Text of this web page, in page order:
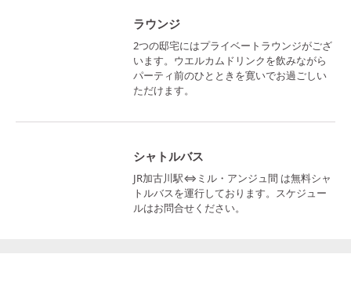
ラウンジ
2つの邸宅にはプライベートラウンジがござ
います。ウエルカムドリンクを飲みながら
パーティ前のひとときを寛いでお過ごしい
ただけます。
シャトルバス
JR加古川駅⇔ミル・アンジュ間 は無料シャ
トルバスを運行しております。スケジュー
ルはお問合せください。